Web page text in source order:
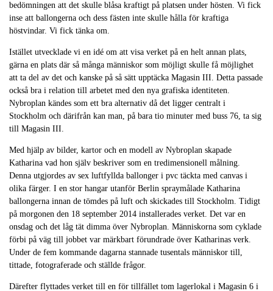
bedömningen att det skulle blåsa kraftigt på platsen under hösten. Vi fick
inse att ballongerna och dess fästen inte skulle hålla för kraftiga
höstvindar. Vi fick tänka om.
Istället utvecklade vi en idé om att visa verket på en helt annan plats,
gärna en plats där så många människor som möjligt skulle få möjlighet
att ta del av det och kanske på så sätt upptäcka Magasin III. Detta passade
också bra i relation till arbetet med den nya grafiska identiteten.
Nybroplan kändes som ett bra alternativ då det ligger centralt i
Stockholm och därifrån kan man, på bara tio minuter med buss 76, ta sig
till Magasin III.
Med hjälp av bilder, kartor och en modell av Nybroplan skapade
Katharina vad hon själv beskriver som en tredimensionell målning.
Denna utgjordes av sex luftfyllda ballonger i pvc täckta med canvas i
olika färger. I en stor hangar utanför Berlin spraymålade Katharina
ballongerna innan de tömdes på luft och skickades till Stockholm. Tidigt
på morgonen den 18 september 2014 installerades verket. Det var en
onsdag och det låg tät dimma över Nybroplan. Människorna som cyklade
förbi på väg till jobbet var märkbart förundrade över Katharinas verk.
Under de fem kommande dagarna stannade tusentals människor till,
tittade, fotograferade och ställde frågor.
Därefter flyttades verket till en för tillfället tom lagerlokal i Magasin 6 i